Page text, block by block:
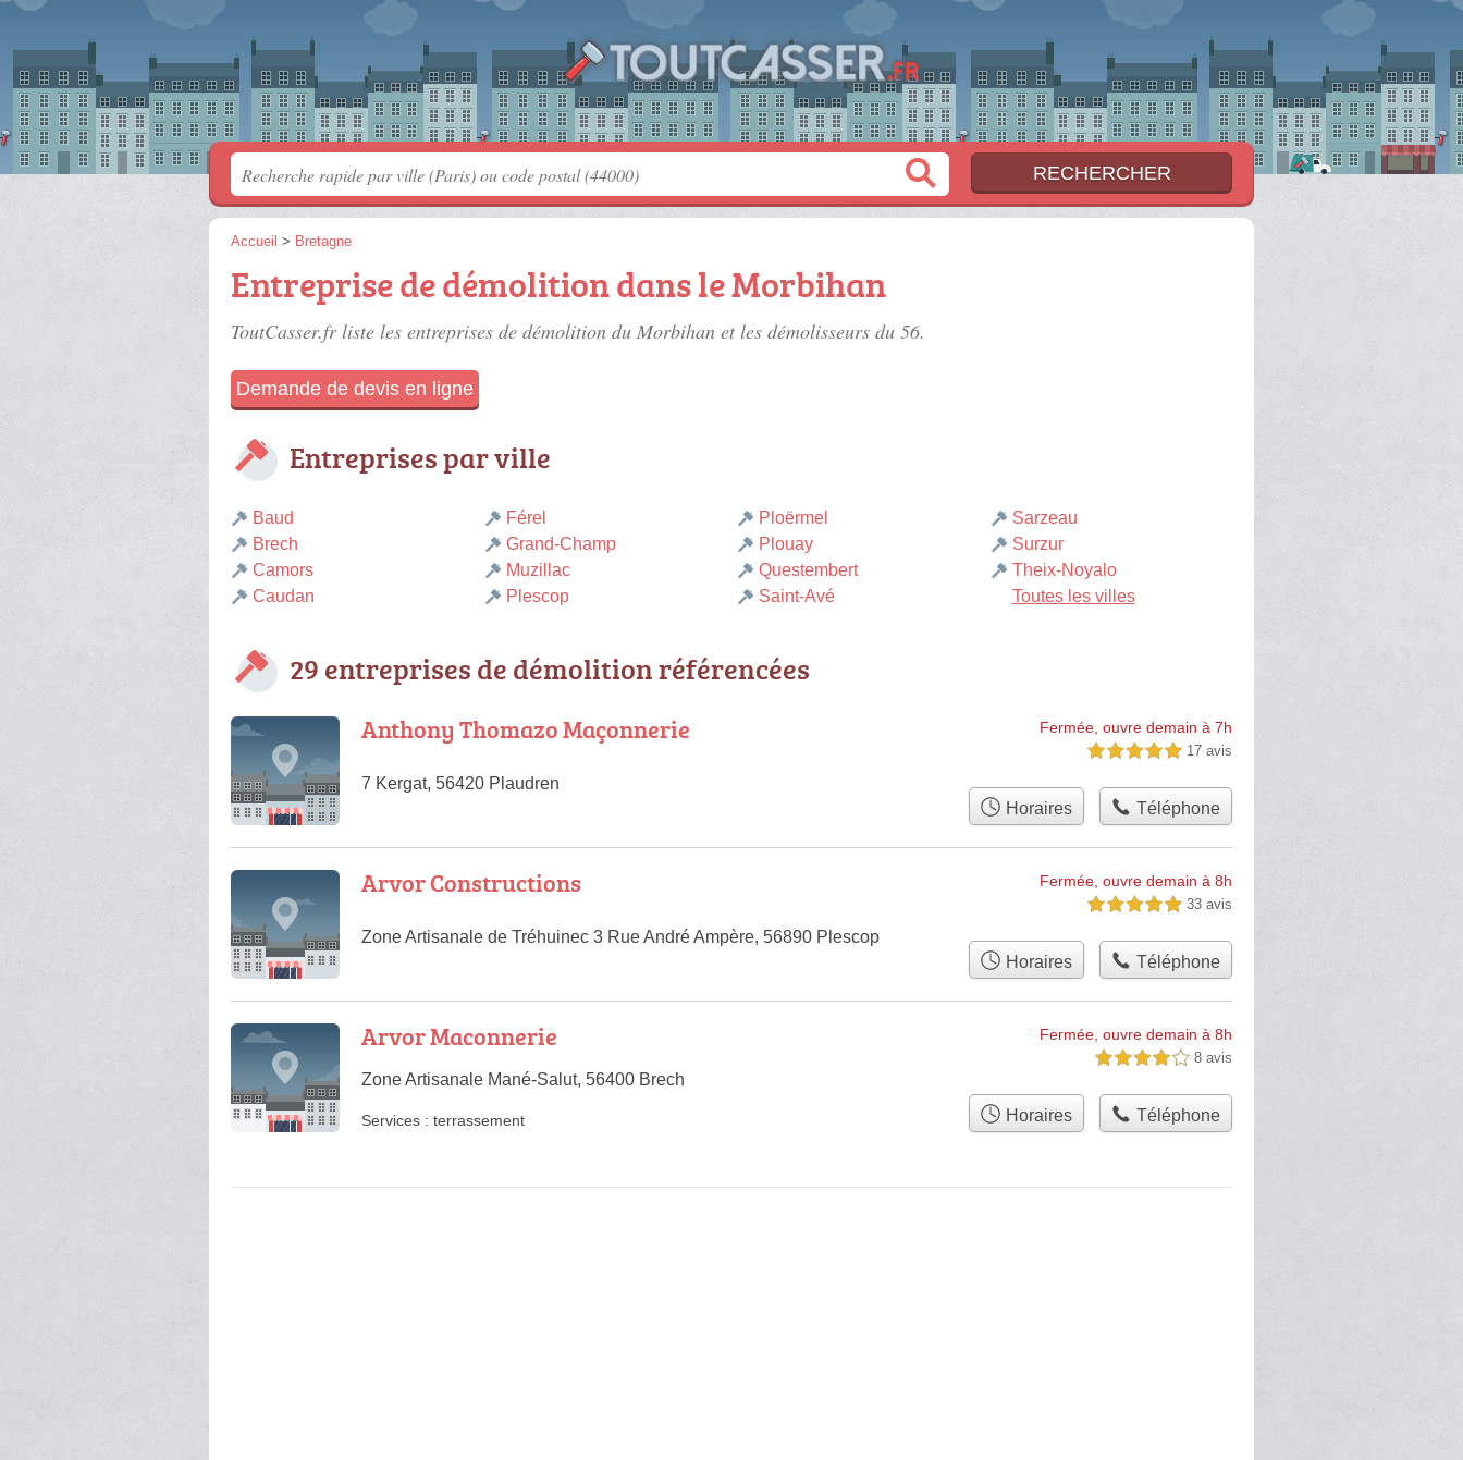
Accueil > Bretagne
Entreprise de démolition dans le Morbihan
ToutCasser.fr liste les entreprises de démolition du Morbihan et les démolisseurs du 56.
Demande de devis en ligne
Entreprises par ville
Baud
Brech
Camors
Caudan
Férel
Grand-Champ
Muzillac
Plescop
Ploërmel
Plouay
Questembert
Saint-Avé
Sarzeau
Surzur
Theix-Noyalo
Toutes les villes
29 entreprises de démolition référencées
Anthony Thomazo Maçonnerie
7 Kergat, 56420 Plaudren
Fermée, ouvre demain à 7h
5,0 étoiles sur 5 17 avis
Horaires Téléphone
Arvor Constructions
Zone Artisanale de Tréhuinec 3 Rue André Ampère, 56890 Plescop
Fermée, ouvre demain à 8h
5,0 étoiles sur 5 33 avis
Horaires Téléphone
Arvor Maconnerie
Zone Artisanale Mané-Salut, 56400 Brech
Fermée, ouvre demain à 8h
4,0 étoiles sur 5 8 avis
Services : terrassement Horaires Téléphone